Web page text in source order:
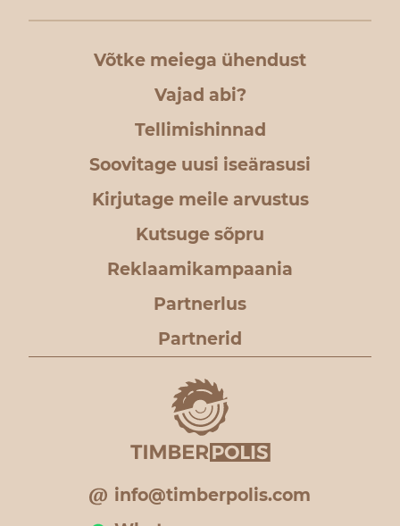
Võtke meiega ühendust
Vajad abi?
Tellimishinnad
Soovitage uusi iseärasusi
Kirjutage meile arvustus
Kutsuge sõpru
Reklaamikampaania
Partnerlus
Partnerid
info@timberpolis.com